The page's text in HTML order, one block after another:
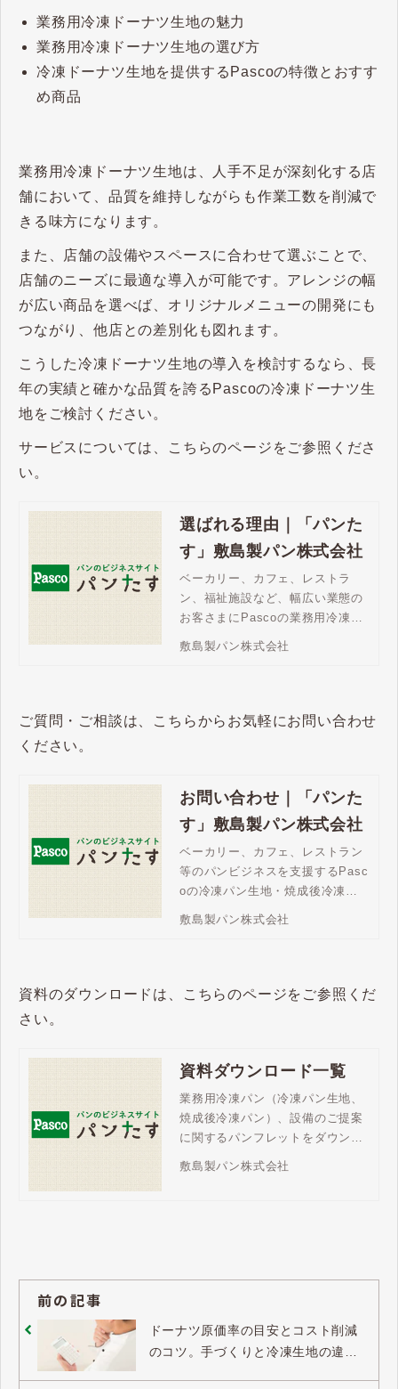
業務用冷凍ドーナツ生地の魅力
業務用冷凍ドーナツ生地の選び方
冷凍ドーナツ生地を提供するPascoの特徴とおすす
め商品
業務用冷凍ドーナツ生地は、人手不足が深刻化する店
舗において、品質を維持しながらも作業工数を削減で
きる味方になります。
また、店舗の設備やスペースに合わせて選ぶことで、
店舗のニーズに最適な導入が可能です。アレンジの幅
が広い商品を選べば、オリジナルメニューの開発にも
つながり、他店との差別化も図れます。
こうした冷凍ドーナツ生地の導入を検討するなら、長
年の実績と確かな品質を誇るPascoの冷凍ドーナツ生
地をご検討ください。
サービスについては、こちらのページをご参照くださ
い。
選ばれる理由｜「パンた
す」敷島製パン株式会社
ベーカリー、カフェ、レストラ
ン、福祉施設など、幅広い業態の
お客さまにPascoの業務用冷凍パ
ンが選ばれています。バラエティ
敷島製パン株式会社
ご質問・ご相談は、こちらからお気軽にお問い合わせ
ください。
お問い合わせ｜「パンた
す」敷島製パン株式会社
ベーカリー、カフェ、レストラン
等のパンビジネスを支援するPasc
oの冷凍パン生地・焼成後冷凍パ
敷島製パン株式会社
資料のダウンロードは、こちらのページをご参照くだ
さい。
資料ダウンロード一覧
業務用冷凍パン（冷凍パン生地、
焼成後冷凍パン）、設備のご提案
に関するパンフレットをダウンロ
敷島製パン株式会社
前の記事
ドーナツ原価率の目安とコスト削減
のコツ。手づくりと冷凍生地の違い